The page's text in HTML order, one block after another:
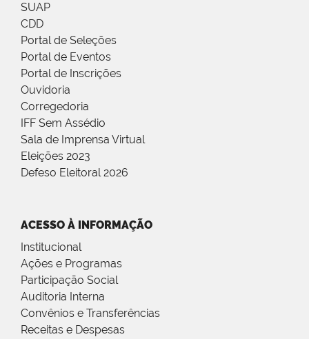
SUAP
CDD
Portal de Seleções
Portal de Eventos
Portal de Inscrições
Ouvidoria
Corregedoria
IFF Sem Assédio
Sala de Imprensa Virtual
Eleições 2023
Defeso Eleitoral 2026
ACESSO À INFORMAÇÃO
Institucional
Ações e Programas
Participação Social
Auditoria Interna
Convênios e Transferências
Receitas e Despesas